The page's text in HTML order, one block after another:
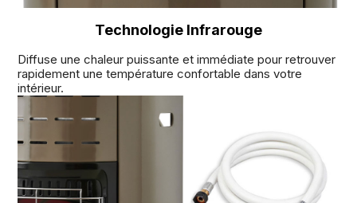
Technologie Infrarouge
Diffuse une chaleur puissante et immédiate pour retrouver
rapidement une température confortable dans votre
intérieur.